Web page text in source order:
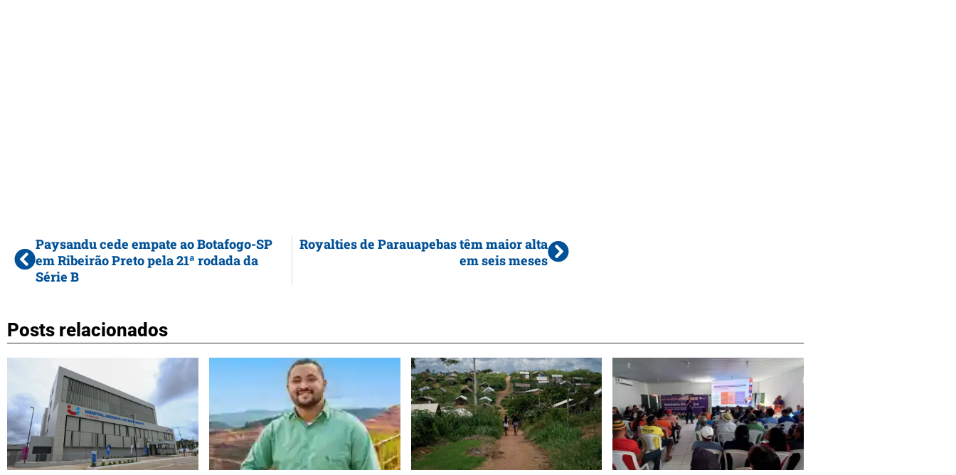
Paysandu cede empate ao Botafogo-SP
em Ribeirão Preto pela 21ª rodada da
Série B
Royalties de Parauapebas têm maior alta
em seis meses
Posts relacionados